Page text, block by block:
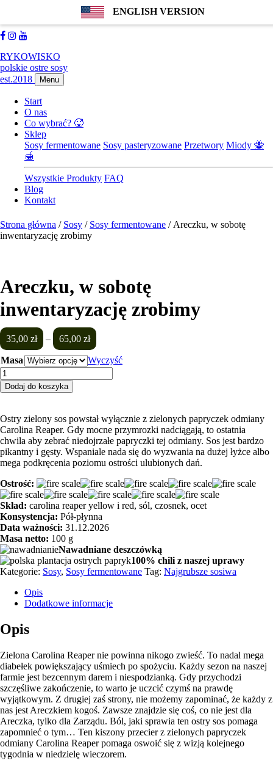
ENGLISH VERSION
biuro@farmachili.pl
Facebook
Instagram
RYKOWISKO
polskie ostre sosy
est.2018
Menu
Start
O nas
Co wybrać? 🥵
Sklep
Sosy fermentowane Sosy pasteryzowane Przetwory Miody 🐝
🍯
Wszystkie Produkty FAQ
Blog
Kontakt
Strona główna / Sosy / Sosy fermentowane / Areczku, w sobotę
inwentaryzację zrobimy
Areczku, w sobotę
inwentaryzację zrobimy
35,00 zł – 65,00 zł
cen:
od
35,00 zł
do
Masa
Wyczyść
ilość
Areczku,
w
inwentaryzację
zrobimy
Dodaj do koszyka
Ostry zielony sos powstał wyłącznie z zielonych papryczek odmiany
Carolina Reaper. Gdy mocne przymrozki nadciągają, to ostatnia
chwila aby zebrać niedojrzałe papryczki tej odmiany. Sos jest bardzo
pikantny i gęsty. Wspaniale nada się do wyzwania na dużej łyżce albo
mega podkręcenia poziomu ostrości ulubionych dań.
Ostrość:
Skład: carolina reaper yellow i red, sól, czosnek, ocet
Konsystencja: Pół-płynna
Data ważności: 31.12.2026
Masa netto: 100 g
Nawadniane deszczówką
100% chili z naszej uprawy
Kategorie: Sosy, Sosy fermentowane Tag: Najgrubsze sosiwa
Opis
Dodatkowe informacje
Opis
Zielona Carolina Reaper nie powinna nikogo zwieść. To nadal mega
diabełek powiększający uśmiech po spożyciu. Każdy sezon na naszej
farmie jest bezcennym darem i niespodzianką. Gdy przychodzi
szczęśliwe zakończenie, to warto je uczcić czymś na prawdę
wyjątkowym. Z drugiej zaś strony, nie możemy zapominać, że każdy z
nas jest Areczkiem kogoś. Zawsze znajdzie się coś, co nie jest dla
Areczka, tylko dla Zarządu. Ból, jaki sprawia ten ostry sos pomaga
zapomnieć o tym… Ten kiszony przecier z zielonych papryczek
odmiany Carolina Reaper pomaga oswoić się z wizją kolejnego
tygodnia w niedzielę wieczorem.